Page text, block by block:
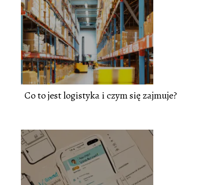
Co to jest logistyka i czym się zajmuje?